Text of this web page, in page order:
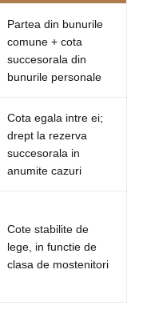
Partea din bunurile
comune + cota
succesorala din
bunurile personale
Cota egala intre ei;
drept la rezerva
succesorala in
anumite cazuri
Cote stabilite de
lege, in functie de
clasa de mostenitori